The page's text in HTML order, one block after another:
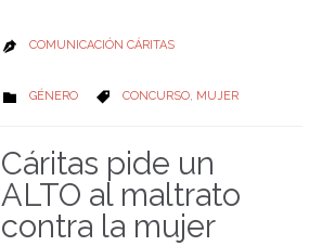
 COMUNICACIÓN CÁRITAS
 CATEGORY
GÉNERO  CATEGORY
CONCURSO, MUJER
Cáritas pide un
ALTO al maltrato
contra la mujer